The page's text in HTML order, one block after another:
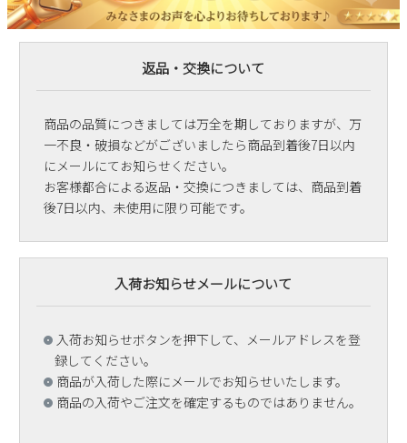
返品・交換について
商品の品質につきましては万全を期しておりますが、万
一不良・破損などがございましたら商品到着後7日以内
にメールにてお知らせください。
お客様都合による返品・交換につきましては、商品到着
後7日以内、未使用に限り可能です。
入荷お知らせメールについて
入荷お知らせボタンを押下して、メールアドレスを登
録してください。
商品が入荷した際にメールでお知らせいたします。
商品の入荷やご注文を確定するものではありません。